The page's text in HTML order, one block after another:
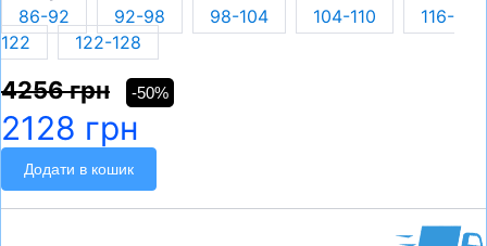
86-92
92-98 98-104 104-110
116-
122
122-128
4256 грн -50%
2128 грн
Додати в кошик